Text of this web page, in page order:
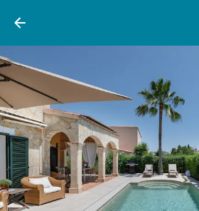
Afbeeldingen